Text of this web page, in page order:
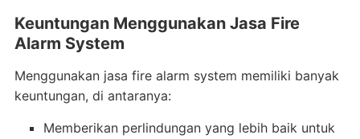
Keuntungan Menggunakan Jasa Fire
Alarm System
Menggunakan jasa fire alarm system memiliki banyak
keuntungan, di antaranya:
Memberikan perlindungan yang lebih baik untuk